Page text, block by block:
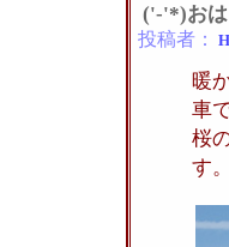
('-'*)おは
投稿者：
暖
車
桜
す。